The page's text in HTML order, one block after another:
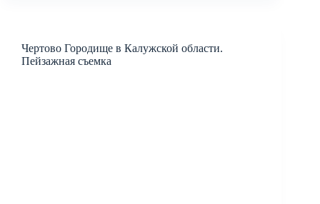
Чертово Городище в Калужской области.
Пейзажная съемка